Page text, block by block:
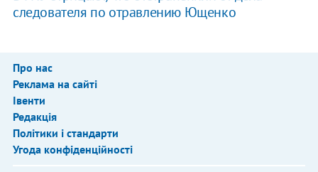
следователя по отравлению Ющенко
Про нас
Реклама на сайті
Івенти
Редакція
Політики і стандарти
Угода конфіденційності